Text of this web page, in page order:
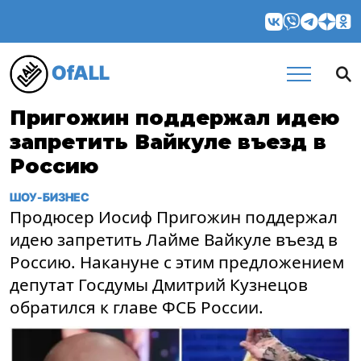
OfALL
Пригожин поддержал идею
запретить Вайкуле въезд в
Россию
ШОУ-БИЗНЕС
Продюсер Иосиф Пригожин поддержал
идею запретить Лайме Вайкуле въезд в
Россию. Накануне с этим предложением
депутат Госдумы Дмитрий Кузнецов
обратился к главе ФСБ России.